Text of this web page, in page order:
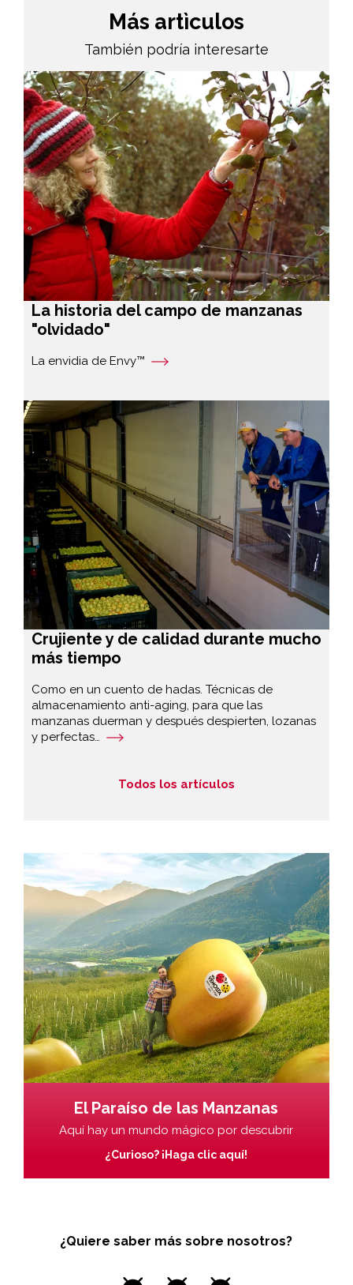
Más artìculos
También podría interesarte
La historia del campo de manzanas
"olvidado"
La envidia de Envy™
Crujiente y de calidad durante mucho
más tiempo
Como en un cuento de hadas. Técnicas de
almacenamiento anti-aging, para que las
manzanas duerman y después despierten, lozanas
y perfectas…
Todos los artículos
El Paraíso de las Manzanas
Aquí hay un mundo mágico por descubrir
¿Curioso? ¡Haga clic aquí!
¿Quiere saber más sobre nosotros?